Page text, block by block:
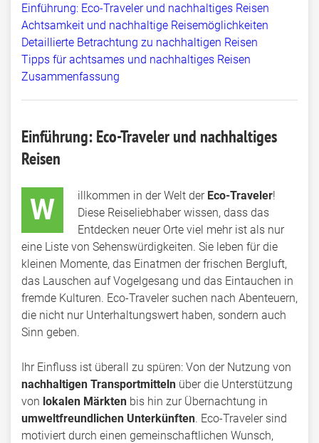
Einführung: Eco-Traveler und nachhaltiges Reisen
Achtsamkeit und nachhaltige Reisemöglichkeiten
Detaillierte Betrachtung zu nachhaltigen Reisen
Tipps für achtsames und nachhaltiges Reisen
Zusammenfassung
Einführung: Eco-Traveler und nachhaltiges
Reisen
W illkommen in der Welt der Eco-Traveler!
Diese Reiseliebhaber wissen, dass das
Entdecken neuer Orte viel mehr ist als nur
eine Liste von Sehenswürdigkeiten. Sie leben für die
kleinen Momente, das Einatmen der frischen Bergluft,
das Lauschen auf Vogelgesang und das Eintauchen in
fremde Kulturen. Eco-Traveler suchen nach Abenteuern,
die nicht nur Unterhaltungswert haben, sondern auch
Sinn geben.
Ihr Einfluss ist überall zu spüren: Von der Nutzung von
nachhaltigen Transportmitteln über die Unterstützung
von lokalen Märkten bis hin zur Übernachtung in
umweltfreundlichen Unterkünften. Eco-Traveler sind
motiviert durch einen gemeinschaftlichen Wunsch,